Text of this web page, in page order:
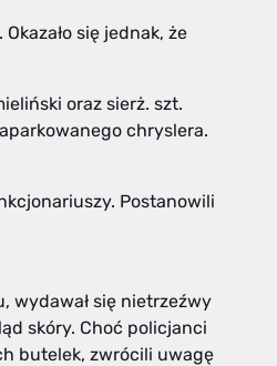
się jednak, że
oraz sierż. szt.
chryslera.
Postanowili
wydawał się nietrzeźwy
skóry. Choć policjanci
butelek, zwrócili uwagę